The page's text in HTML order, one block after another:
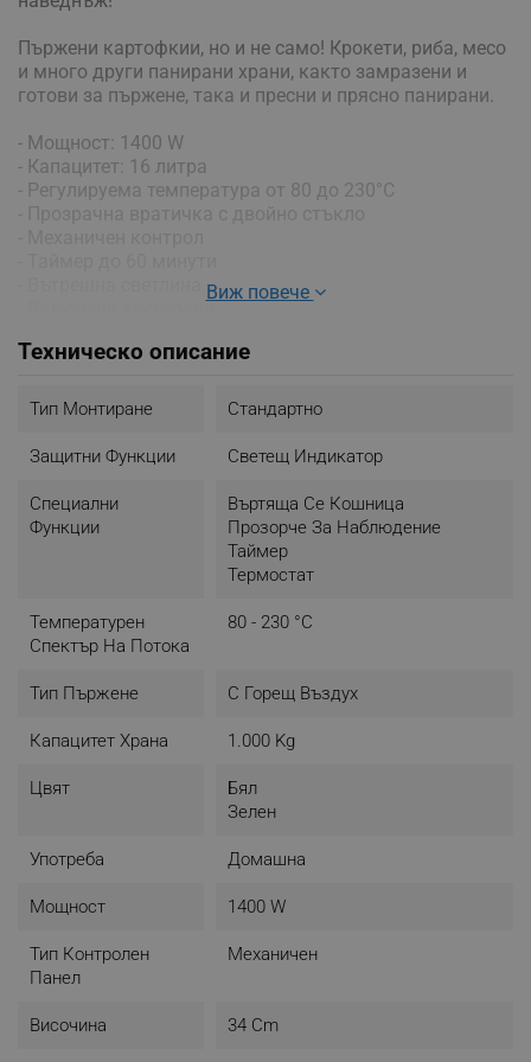
Пържени картофкии, но и не само! Крокети, риба, месо
и много други панирани храни, както замразени и
готови за пържене, така и пресни и прясно панирани.
- Мощност: 1400 W
- Капацитет: 16 литра
- Регулируема температура от 80 до 230°C
- Включени аксесоари:
1x Въртяща се кошница от неръждаема стомана
1x Комплект за грил от неръждаема стомана
- Размери:
Ширина: 34 см
Дължина: 34 см
Виж повече
Техническо описание
Тип Монтиране Стандартно
Защитни Функции Светещ Индикатор
Специални
Функции
Въртяща Се Кошница
Прозорче За Наблюдение
Таймер
Термостат
Температурен
Спектър На Потока
80 - 230 °C
Тип Пържене С Горещ Въздух
Капацитет Храна 1.000 Kg
Цвят
Бял
Зелен
Употреба Домашна
Мощност 1400 W
Тип Контролен
Панел
Механичен
Височина 34 Cm